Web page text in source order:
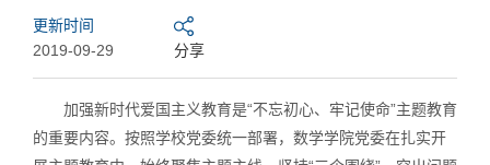
更新时间
2019-09-29
分享
加强新时代爱国主义教育是“不忘初心、牢记使命”主题教育
的重要内容。按照学校党委统一部署，数学学院党委在扎实开